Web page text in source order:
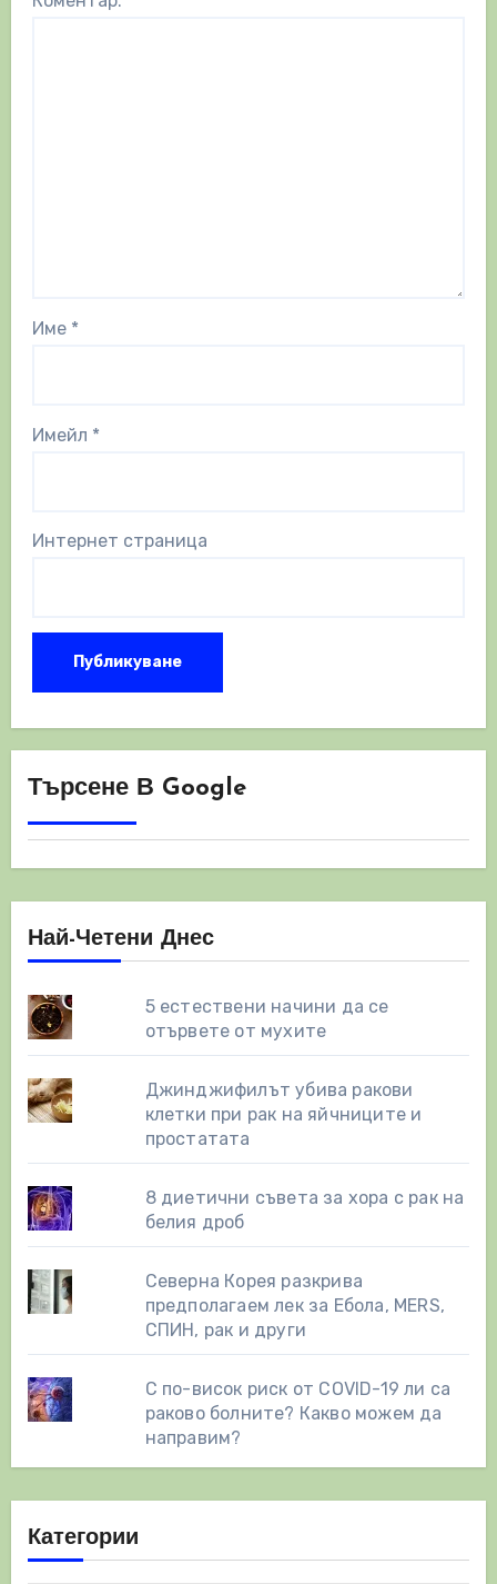
Име *
Имейл *
Интернет страница
Търсене В Google
Най-Четени Днес
5 естествени начини да се
отървете от мухите
Джинджифилът убива ракови
клетки при рак на яйчниците и
простатата
8 диетични съвета за хора с рак на
белия дроб
Северна Корея разкрива
предполагаем лек за Ебола, MERS,
СПИН, рак и други
С по-висок риск от COVID-19 ли са
раково болните? Какво можем да
направим?
Категории